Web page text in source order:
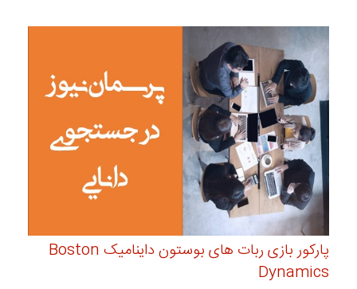
پارکور بازی ربات های بوستون داینامیک Boston
Dynamics